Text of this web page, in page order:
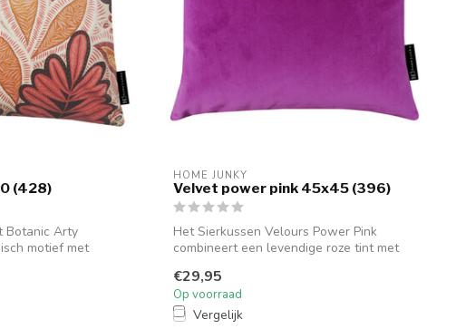
(428)
Botanic Arty
motief met
HOME JUNKY
Velvet power pink 45x45 (396)
Het Sierkussen Velours Power Pink
combineert een levendige roze tint met
€29,95
Op voorraad
Vergelijk